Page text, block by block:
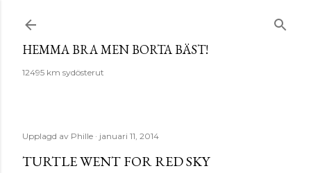
HEMMA BRA MEN BORTA BÄST!
12495 km sydösterut
Upplagd av Phille januari 11, 2014
TURTLE WENT FOR RED SKY